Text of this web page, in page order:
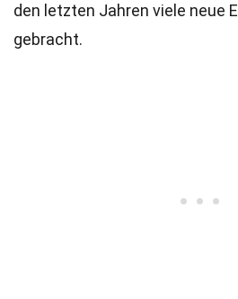
den letzten Jahren viele neue
gebracht.